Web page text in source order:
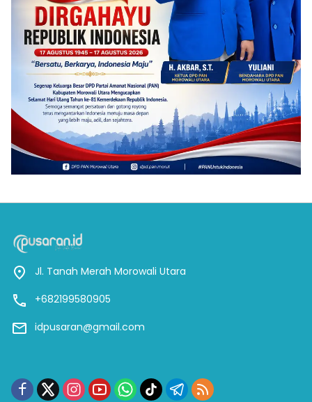
Jl. Tanah Merah Morowali Utara
+682199580905
idpusaran@gmail.com